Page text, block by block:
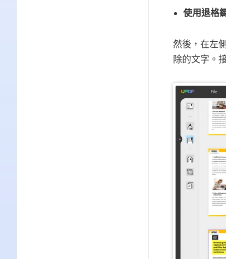
使用退格
然後，在左
除的文字。